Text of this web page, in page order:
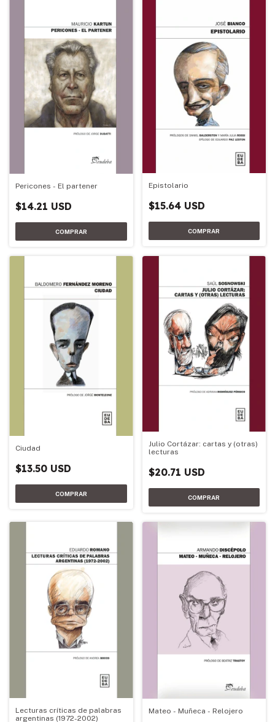
Pericones - El partener
$14.21 USD
Epistolario
$15.64 USD
Ciudad
$13.50 USD
Julio Cortázar: cartas y (otras)
lecturas
$20.71 USD
Lecturas críticas de palabras
argentinas (1972-2002)
Mateo - Muñeca - Relojero